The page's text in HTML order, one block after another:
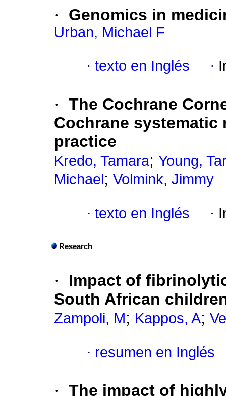
· Genomics in
Urban, Michael F
· texto en Inglés ·
· The Cochrane
Cochrane systematic
practice
Kredo, Tamara; Young,
Michael ; Volmink, Jimmy
· texto en Inglés ·
Research
·
Impact of
South African
Zampoli, M; Kappos, A;
· resumen en Inglés
· The impact of